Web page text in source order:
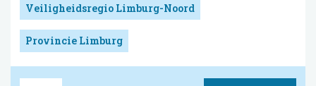
Veiligheidsregio Limburg-Noord
Provincie Limburg